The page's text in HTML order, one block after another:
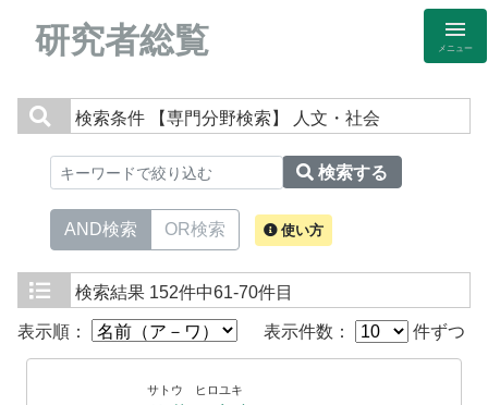
研究者総覧 メニュー
検索条件 【専門分野検索】 人文・社会
検索する
AND検索 OR検索 使い方
検索結果 152件中61-70件目
表示順： 表示件数： 件ずつ
サトウ ヒロユキ